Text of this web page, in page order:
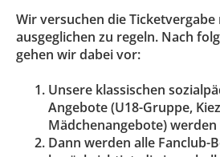
Wir versuchen die
ausgeglichen zu regeln. Nach
gehen wir dabei vor:
Unsere klassischen
Angebote (U18-Gruppe,
Mädchenangebote)
Dann werden alle Fanclub-